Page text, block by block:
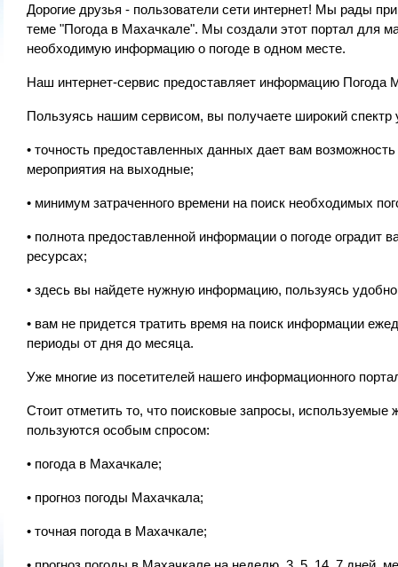
Дорогие друзья - пользователи сети интернет! Мы рады
теме "Погода в Махачкале". Мы создали этот портал для
необходимую информацию о погоде в одном месте.
Наш интернет-сервис предоставляет информацию Погода
Пользуясь нашим сервисом, вы получаете широкий спектр
• точность предоставленных данных дает вам
мероприятия на выходные;
• минимум затраченного времени на поиск необходимых
• полнота предоставленной информации о погоде
ресурсах;
• здесь вы найдете нужную информацию, пользуясь
• вам не придется тратить время на поиск информации
периоды от дня до месяца.
Уже многие из посетителей нашего информационного
Стоит отметить то, что поисковые запросы,
пользуются особым спросом:
• погода в Махачкале;
• прогноз погоды Махачкала;
• точная погода в Махачкале;